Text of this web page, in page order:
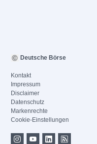
Deutsche Börse
Kontakt
Impressum
Disclaimer
Datenschutz
Markenrechte
Cookie-Einstellungen